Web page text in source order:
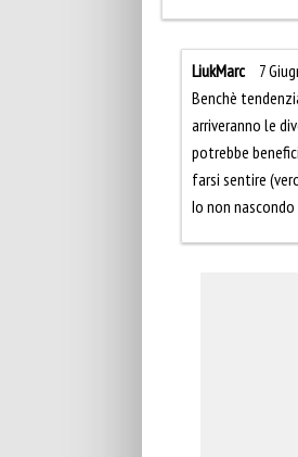
LiukMarc
7
Benchè
arriveranno le
potrebbe
farsi sentire
Io non